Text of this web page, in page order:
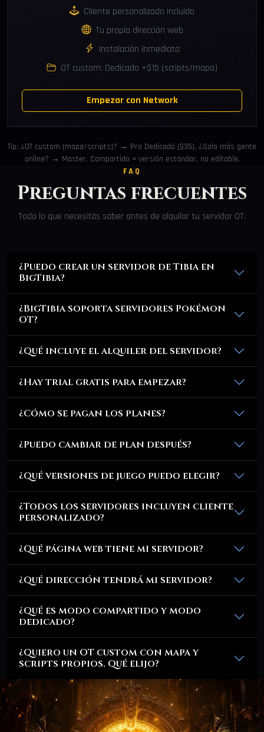
Cliente personalizado incluido
Tu propia dirección web
Instalación inmediata
OT custom: Dedicado +$15 (scripts/mapa)
Empezar con Network
Tip: ¿OT custom (mapa/scripts)? → Pro Dedicado ($35). ¿Solo más gente
online? → Master. Compartido = versión estándar, no editable.
FAQ
Preguntas frecuentes
Todo lo que necesitás saber antes de alquilar tu servidor OT.
¿Puedo crear un servidor de Tibia en
BigTibia?
¿BigTibia soporta servidores Pokémon
OT?
¿Qué incluye el alquiler del servidor?
¿Hay trial gratis para empezar?
¿Cómo se pagan los planes?
¿Puedo cambiar de plan después?
¿Qué versiones de juego puedo elegir?
¿Todos los servidores incluyen cliente
personalizado?
¿Qué página web tiene mi servidor?
¿Qué dirección tendrá mi servidor?
¿Qué es modo compartido y modo
dedicado?
¿Quiero un OT custom con mapa y
scripts propios. Qué elijo?